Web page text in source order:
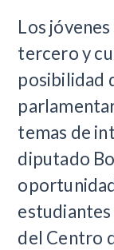
Los
tercero y
posibilidad
temas de
diputado
del Centro